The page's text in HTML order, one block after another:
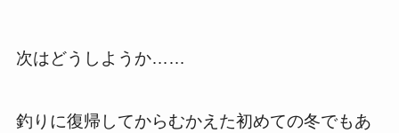
次はどうしようか……
釣りに復帰してからむかえた初めての冬でもあ